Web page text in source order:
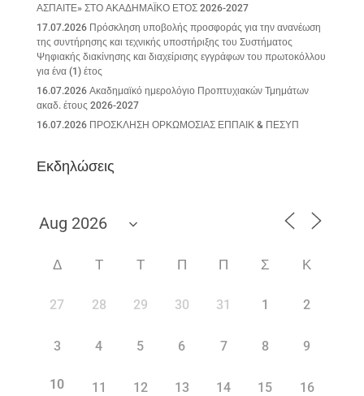
ΑΣΠΑΙΤΕ» ΣΤΟ ΑΚΑΔΗΜΑΪΚΟ ΕΤΟΣ 2026-2027
17.07.2026 Πρόσκληση υποβολής προσφοράς για την ανανέωση
της συντήρησης και τεχνικής υποστήριξης του Συστήματος
Ψηφιακής διακίνησης και διαχείρισης εγγράφων του πρωτοκόλλου
για ένα (1) έτος
16.07.2026 Ακαδημαϊκό ημερολόγιο Προπτυχιακών Τμημάτων
ακαδ. έτους 2026-2027
16.07.2026 ΠΡΟΣΚΛΗΣΗ ΟΡΚΩΜΟΣΙΑΣ ΕΠΠΑΙΚ & ΠΕΣΥΠ
Εκδηλώσεις
Δ Τ Τ Π Π Σ Κ
27 28 29 30 31 1 2
3 4 5 6 7 8 9
10 11 12 13 14 15 16